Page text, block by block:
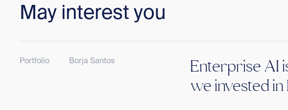
May interest you
Portfolio Borja Santos
Enterprise AI
we invested